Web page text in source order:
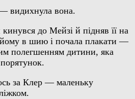
вона.
до Мейзі й підняв її на
в шию і почала плакати —
полегшенням дитини, яка
за Клер — маленьку